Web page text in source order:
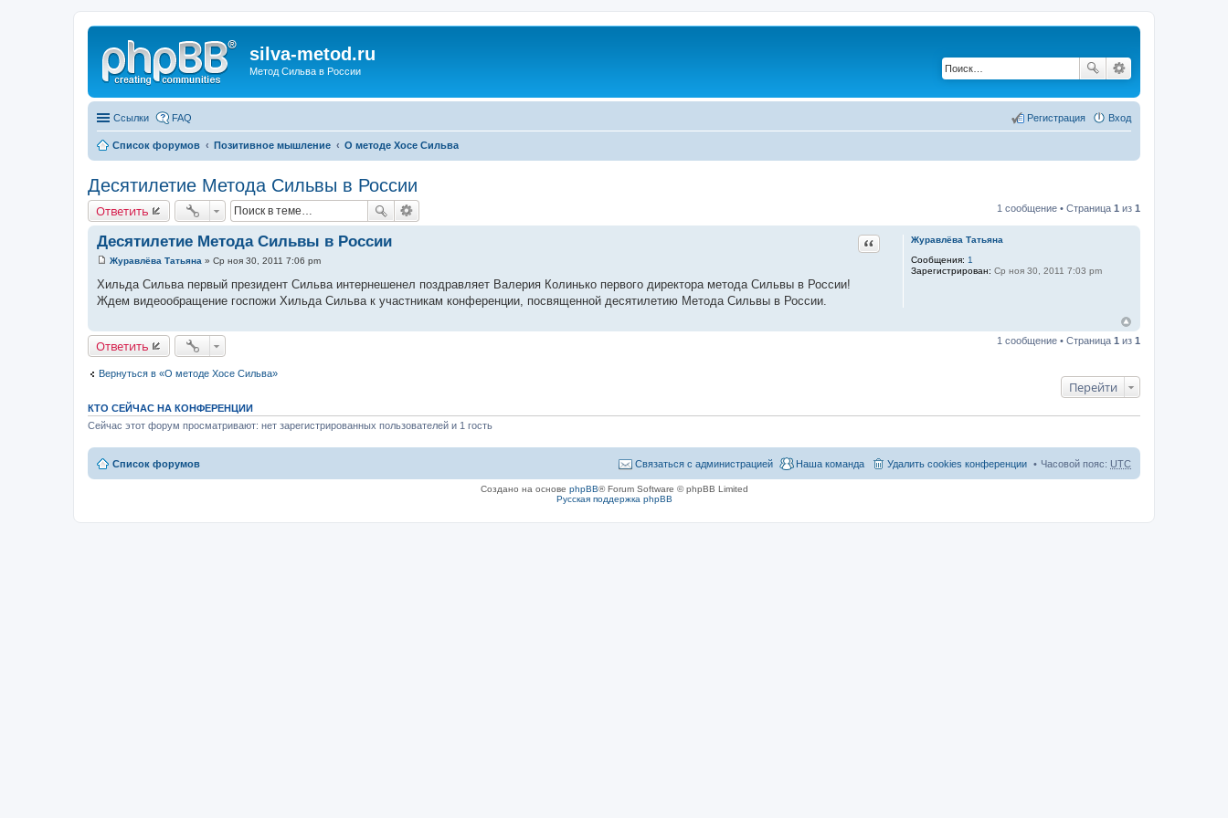
silva-metod.ru
Метод Сильва в России
Ссылки FAQ Вход
Регистрация
Список форумов Позитивное мышление О методе Хосе Сильва
Десятилетие Метода Сильвы в России
Ответить 1 сообщение • Страница 1 из 1
Журавлёва Татьяна
Сообщения: 1
Зарегистрирован: Ср ноя 30, 2011 7:03 pm
Десятилетие Метода Сильвы в России Цитата
о
б
н
и
е
Журавлёва Татьяна » Ср ноя 30, 2011 7:06 pm
Хильда Сильва первый президент Сильва интернешенел поздравляет Валерия Колинько первого директора метода Сильвы в России!
Ждем видеообращение госпожи Хильда Сильва к участникам конференции, посвященной десятилетию Метода Сильвы в России.
Ответить 1 сообщение • Страница 1 из 1
Вернуться в «О методе Хосе Сильва»
Перейти
КТО СЕЙЧАС НА КОНФЕРЕНЦИИ
Сейчас этот форум просматривают: нет зарегистрированных пользователей и 1 гость
Список форумов Часовой пояс: UTC
Удалить cookies конференции
Наша команда
Связаться с администрацией
Создано на основе phpBB® Forum Software © phpBB Limited
Русская поддержка phpBB